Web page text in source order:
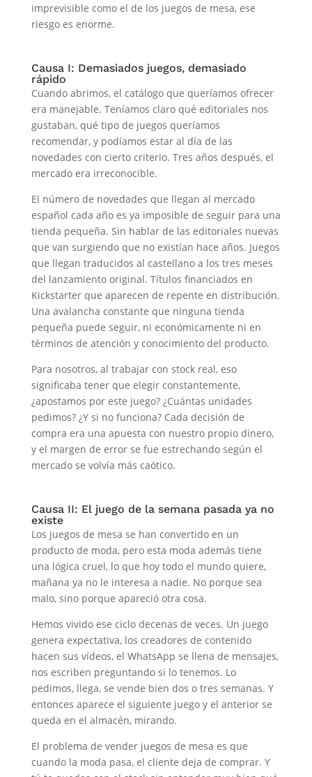
imprevisible como el de los juegos de mesa, ese
riesgo es enorme.
Causa I: Demasiados juegos, demasiado
rápido
Cuando abrimos, el catálogo que queríamos ofrecer
era manejable. Teníamos claro qué editoriales nos
gustaban, qué tipo de juegos queríamos
recomendar, y podíamos estar al día de las
novedades con cierto criterio. Tres años después, el
mercado era irreconocible.
El número de novedades que llegan al mercado
español cada año es ya imposible de seguir para una
tienda pequeña. Sin hablar de las editoriales nuevas
que van surgiendo que no existían hace años. Juegos
que llegan traducidos al castellano a los tres meses
del lanzamiento original. Títulos financiados en
Kickstarter que aparecen de repente en distribución.
Una avalancha constante que ninguna tienda
pequeña puede seguir, ni económicamente ni en
términos de atención y conocimiento del producto.
Para nosotros, al trabajar con stock real, eso
significaba tener que elegir constantemente,
¿apostamos por este juego? ¿Cuántas unidades
pedimos? ¿Y si no funciona? Cada decisión de
compra era una apuesta con nuestro propio dinero,
y el margen de error se fue estrechando según el
mercado se volvía más caótico.
Causa II: El juego de la semana pasada ya no
existe
Los juegos de mesa se han convertido en un
producto de moda, pero esta moda además tiene
una lógica cruel, lo que hoy todo el mundo quiere,
mañana ya no le interesa a nadie. No porque sea
malo, sino porque apareció otra cosa.
Hemos vivido ese ciclo decenas de veces. Un juego
genera expectativa, los creadores de contenido
hacen sus vídeos, el WhatsApp se llena de mensajes,
nos escriben preguntando si lo tenemos. Lo
pedimos, llega, se vende bien dos o tres semanas. Y
entonces aparece el siguiente juego y el anterior se
queda en el almacén, mirando.
El problema de vender juegos de mesa es que
cuando la moda pasa, el cliente deja de comprar. Y